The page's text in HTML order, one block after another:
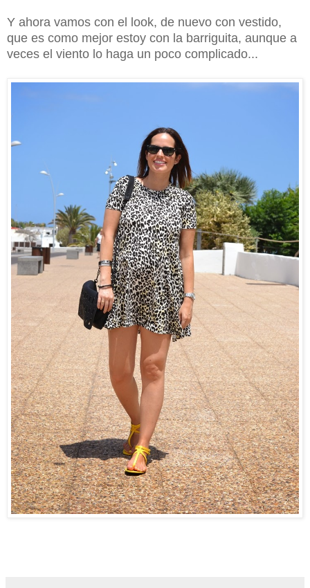
Y ahora vamos con el look, de nuevo con vestido,
que es como mejor estoy con la barriguita, aunque a
veces el viento lo haga un poco complicado...